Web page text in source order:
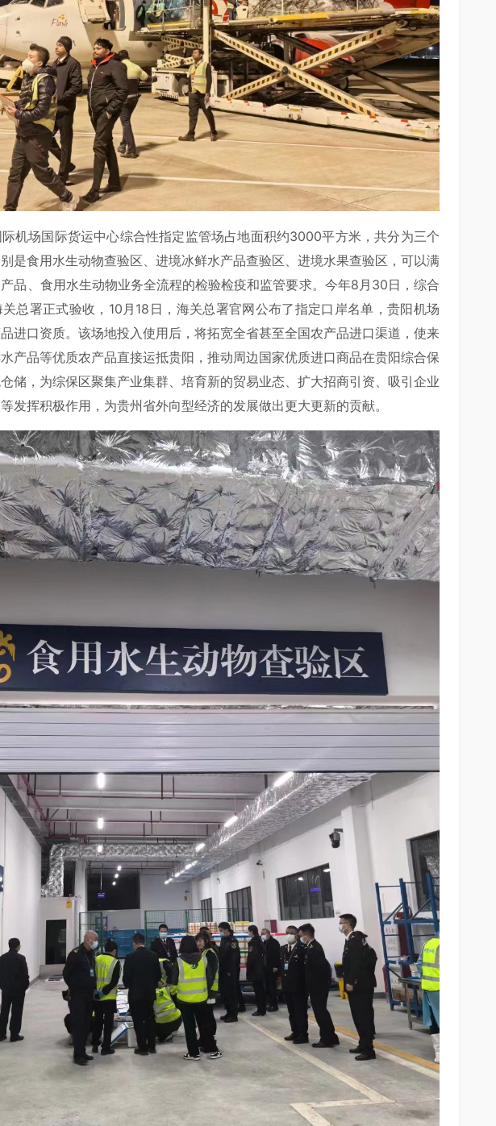
机场国际货运中心综合性指定监管场占地面积约3000平方米，共分为三个
是食用水生动物查验区、进境冰鲜水产品查验区、进境水果查验区，可以满
品、食用水生动物业务全流程的检验检疫和监管要求。今年8月30日，综合
总署正式验收，10月18日，海关总署官网公布了指定口岸名单，贵阳机场
进口资质。该场地投入使用后，将拓宽全省甚至全国农产品进口渠道，使来
产品等优质农产品直接运抵贵阳，推动周边国家优质进口商品在贵阳综合保
储，为综保区聚集产业集群、培育新的贸易业态、扩大招商引资、吸引企业
发挥积极作用，为贵州省外向型经济的发展做出更大更新的贡献。